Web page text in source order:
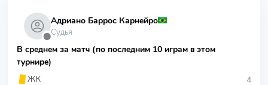
⬤
Адриано Баррос Карнейро
Судья
В среднем за матч (по последним 10 играм в этом
турнире)
ЖК
4